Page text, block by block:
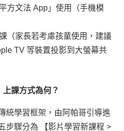
方文法 App」使用（手機模
（家長若考慮孩童使用，建議
TV 等裝置投影到大螢幕共
上課方式為何？
統學習框架，由阿帕哥引導進
步驟分為 【影片學習新課程 >